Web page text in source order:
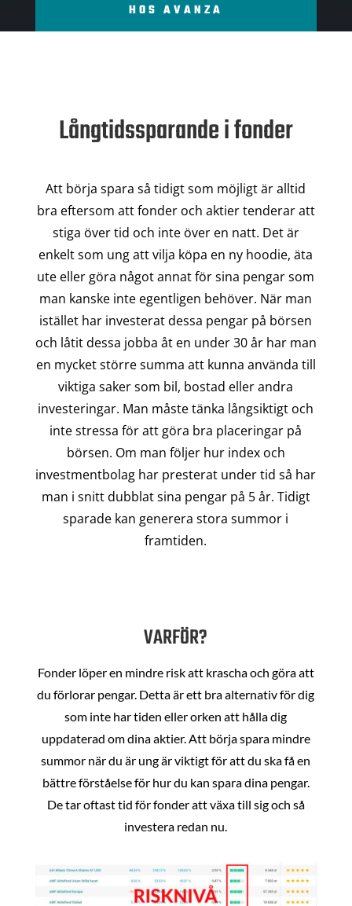
HOS AVANZA
Långtidssparande i fonder
Att börja spara så tidigt som möjligt är alltid
bra eftersom att fonder och aktier tenderar att
stiga över tid och inte över en natt. Det är
enkelt som ung att vilja köpa en ny hoodie, äta
ute eller göra något annat för sina pengar som
man kanske inte egentligen behöver. När man
istället har investerat dessa pengar på börsen
och låtit dessa jobba åt en under 30 år har man
en mycket större summa att kunna använda till
viktiga saker som bil, bostad eller andra
investeringar. Man måste tänka långsiktigt och
inte stressa för att göra bra placeringar på
börsen. Om man följer hur index och
investmentbolag har presterat under tid så har
man i snitt dubblat sina pengar på 5 år. Tidigt
sparade kan generera stora summor i
framtiden.
VARFÖR?
Fonder löper en mindre risk att krascha och göra att
du förlorar pengar. Detta är ett bra alternativ för dig
som inte har tiden eller orken att hålla dig
uppdaterad om dina aktier. Att börja spara mindre
summor när du är ung är viktigt för att du ska få en
bättre förståelse för hur du kan spara dina pengar.
De tar oftast tid för fonder att växa till sig och så
investera redan nu.